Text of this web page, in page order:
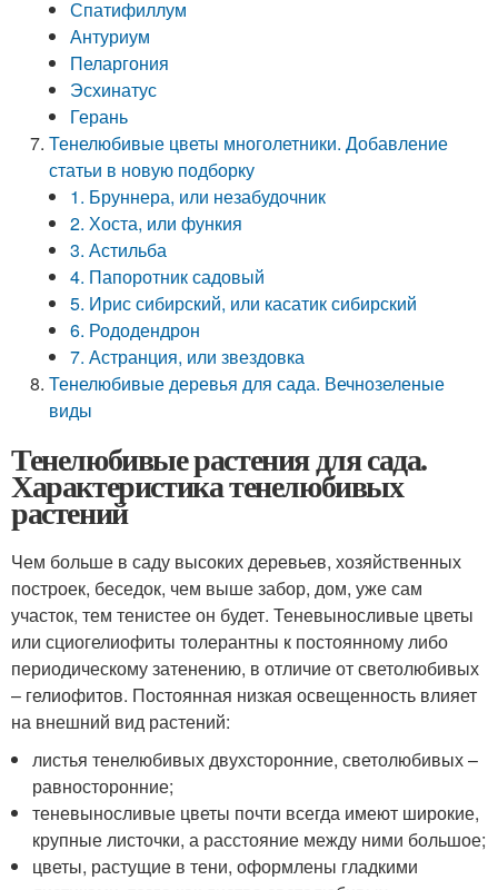
Спатифиллум
Антуриум
Пеларгония
Эсхинатус
Герань
Тенелюбивые цветы многолетники. Добавление
статьи в новую подборку
1. Бруннера, или незабудочник
2. Хоста, или функия
3. Астильба
4. Папоротник садовый
5. Ирис сибирский, или касатик сибирский
6. Рододендрон
7. Астранция, или звездовка
Тенелюбивые деревья для сада. Вечнозеленые
виды
Тенелюбивые растения для сада.
Характеристика тенелюбивых
растений
Чем больше в саду высоких деревьев, хозяйственных
построек, беседок, чем выше забор, дом, уже сам
участок, тем тенистее он будет. Теневыносливые цветы
или сциогелиофиты толерантны к постоянному либо
периодическому затенению, в отличие от светолюбивых
– гелиофитов. Постоянная низкая освещенность влияет
на внешний вид растений:
листья тенелюбивых двухсторонние, светолюбивых –
равносторонние;
теневыносливые цветы почти всегда имеют широкие,
крупные листочки, а расстояние между ними большое;
цветы, растущие в тени, оформлены гладкими